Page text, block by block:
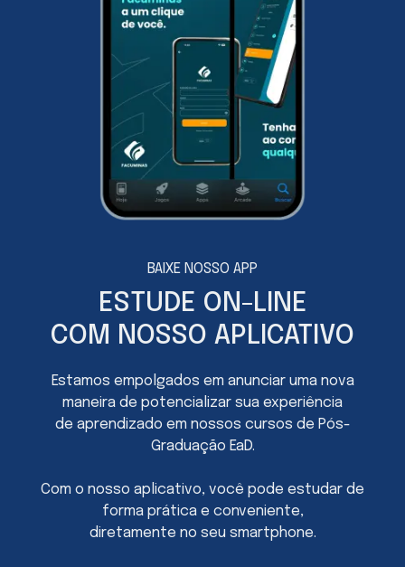
BAIXE NOSSO APP
ESTUDE ON-LINE
COM NOSSO APLICATIVO
Estamos empolgados em anunciar uma nova
maneira de potencializar sua experiência
de aprendizado em nossos cursos de Pós-
Graduação EaD.
Com o nosso aplicativo, você pode estudar de
forma prática e conveniente,
diretamente no seu smartphone.